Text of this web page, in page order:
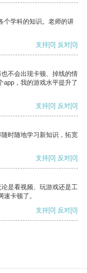
个学科的知识。老师的讲
支持[0] 反对[0]
不会出现卡顿、掉线的情
app，我的游戏水平提升了
支持[0] 反对[0]
时随地学习新知识，拓宽
支持[0] 反对[0]
是看视频、玩游戏还是工
卡顿了。
支持[0] 反对[0]